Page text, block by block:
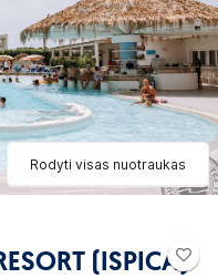
Rodyti visas nuotraukas
(ISPICA)